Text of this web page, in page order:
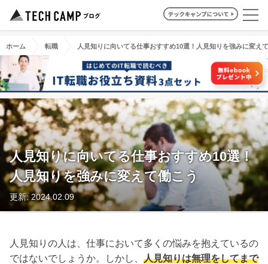
ホーム 転職 人見知りに向いてる仕事おすすめ10選！人見知りを強みに変え
人見知りに向いてる仕事おすすめ10選！
人見知りを強みに変えて働こう
更新: 2024.02.09
人見知りの人は、仕事において多くの悩みを抱えているの
ではないでしょうか。しかし、 人見知りは無理をしてまで